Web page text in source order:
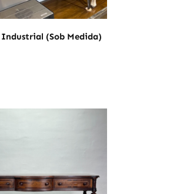
(sob Medida)